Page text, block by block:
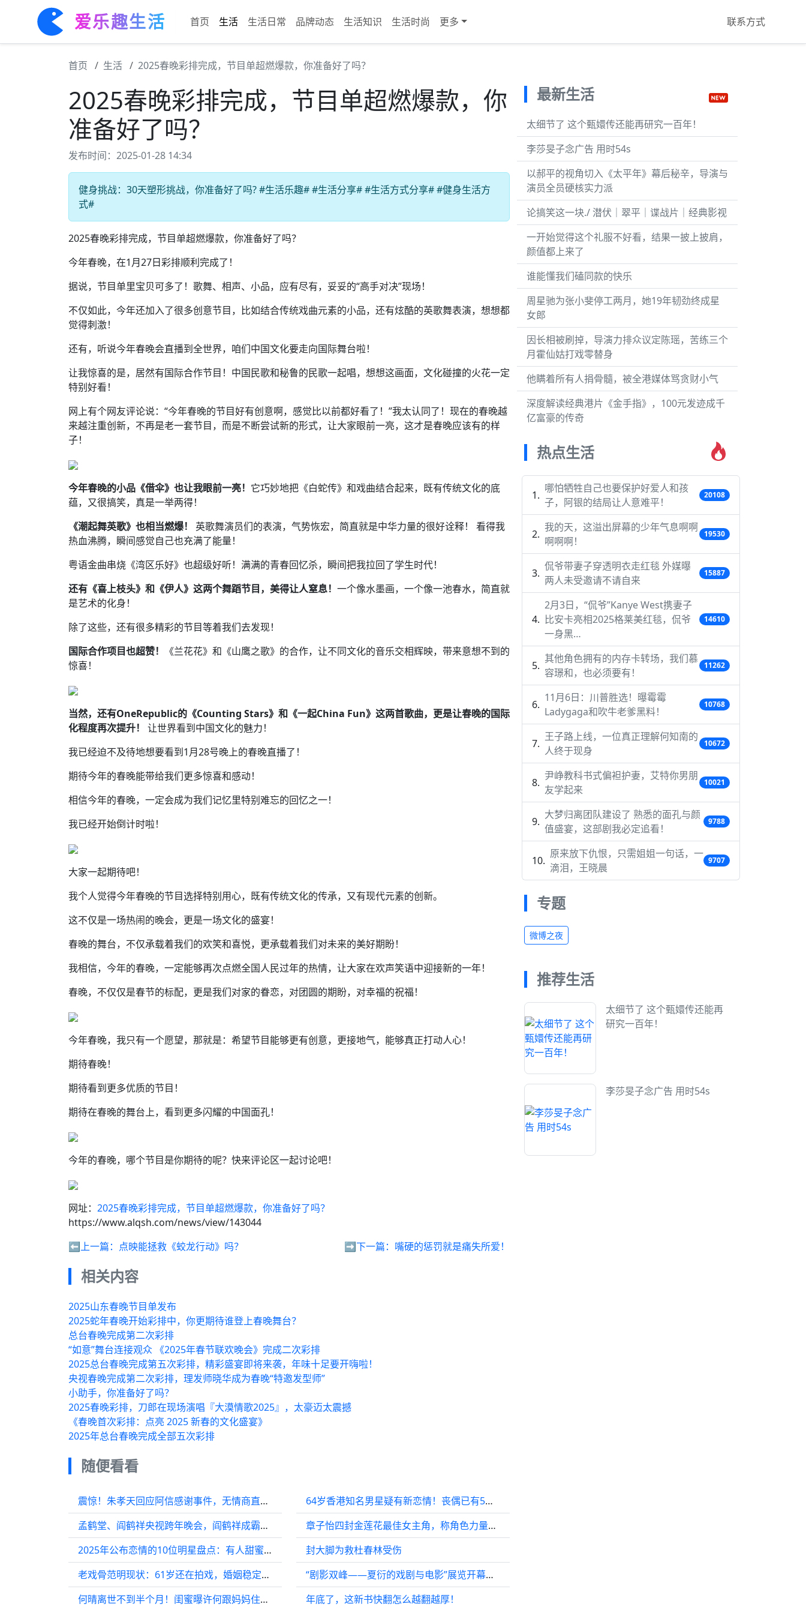
爱乐趣生活 首页 生活 生活日常 品牌动态 生活知识 生活时尚 更多 联系方式
首页 生活 2025春晚彩排完成，节目单超燃爆款，你准备好了吗？
2025春晚彩排完成，节目单超燃爆款，你
准备好了吗？
发布时间：2025-01-28 14:34
健身挑战：30天塑形挑战，你准备好了吗? #生活乐趣# #生活分享# #生活方式分享# #健身生活方
式#
2025春晚彩排完成，节目单超燃爆款，你准备好了吗？
今年春晚，在1月27日彩排顺利完成了！
据说，节目单里宝贝可多了！歌舞、相声、小品，应有尽有，妥妥的“高手对决”现场！
不仅如此，今年还加入了很多创意节目，比如结合传统戏曲元素的小品，还有炫酷的英歌舞表演，想想都
觉得刺激！
还有，听说今年春晚会直播到全世界，咱们中国文化要走向国际舞台啦！
让我惊喜的是，居然有国际合作节目！中国民歌和秘鲁的民歌一起唱，想想这画面，文化碰撞的火花一定
特别好看！
网上有个网友评论说：“今年春晚的节目好有创意啊，感觉比以前都好看了！”我太认同了！现在的春晚越
来越注重创新，不再是老一套节目，而是不断尝试新的形式，让大家眼前一亮，这才是春晚应该有的样
子！
今年春晚的小品《借伞》也让我眼前一亮！ 它巧妙地把《白蛇传》和戏曲结合起来，既有传统文化的底
蕴，又很搞笑，真是一举两得！
《潮起舞英歌》也相当燃爆！
英歌舞演员们的表演，气势恢宏，简直就是中华力量的很好诠释！ 看得我
热血沸腾，瞬间感觉自己也充满了能量！
粤语金曲串烧《湾区乐好》也超级好听！满满的青春回忆杀，瞬间把我拉回了学生时代！
还有《喜上枝头》和《伊人》这两个舞蹈节目，美得让人窒息！ 一个像水墨画，一个像一池春水，简直就
是艺术的化身！
除了这些，还有很多精彩的节目等着我们去发现！
国际合作项目也超赞！
《兰花花》和《山鹰之歌》的合作，让不同文化的音乐交相辉映，带来意想不到的
惊喜！
当然，还有OneRepublic的《Counting Stars》和《一起China Fun》这两首歌曲，更是让春晚的国际
化程度再次提升！
让世界看到中国文化的魅力！
我已经迫不及待地想要看到1月28号晚上的春晚直播了！
期待今年的春晚能带给我们更多惊喜和感动！
相信今年的春晚，一定会成为我们记忆里特别难忘的回忆之一！
我已经开始倒计时啦！
大家一起期待吧！
我个人觉得今年春晚的节目选择特别用心，既有传统文化的传承，又有现代元素的创新。
这不仅是一场热闹的晚会，更是一场文化的盛宴！
春晚的舞台，不仅承载着我们的欢笑和喜悦，更承载着我们对未来的美好期盼！
我相信，今年的春晚，一定能够再次点燃全国人民过年的热情，让大家在欢声笑语中迎接新的一年！
春晚，不仅仅是春节的标配，更是我们对家的眷恋，对团圆的期盼，对幸福的祝福！
今年春晚，我只有一个愿望，那就是：希望节目能够更有创意，更接地气，能够真正打动人心！
期待春晚！
期待看到更多优质的节目！
期待在春晚的舞台上，看到更多闪耀的中国面孔！
今年的春晚，哪个节目是你期待的呢？快来评论区一起讨论吧！
网址： 2025春晚彩排完成，节目单超燃爆款，你准备好了吗？
https://www.alqsh.com/news/view/143044
⬅️上一篇： 点映能拯救《蛟龙行动》吗？ ➡️下一篇： 嘴硬的惩罚就是痛失所爱！
相关内容
2025山东春晚节目单发布
2025蛇年春晚开始彩排中，你更期待谁登上春晚舞台？
总台春晚完成第二次彩排
“如意”舞台连接观众 《2025年春节联欢晚会》完成二次彩排
2025总台春晚完成第五次彩排，精彩盛宴即将来袭，年味十足要开嗨啦！
央视春晚完成第二次彩排，理发师晓华成为春晚“特邀发型师”
小助手，你准备好了吗？
2025春晚彩排，刀郎在现场演唱『大漠情歌2025』，太豪迈太震撼
《春晚首次彩排：点亮 2025 新春的文化盛宴》
2025年总台春晚完成全部五次彩排
随便看看
震惊！朱孝天回应阿信感谢事件，无情商直言：“这是场面话，听听就算了吧”
孟鹤堂、阎鹤祥央视跨年晚会，阎鹤祥成霸总，孟哥一身白衣超帅
2025年公布恋情的10位明星盘点：有人甜蜜获祝福，有人引发争议
老戏骨范明现状：61岁还在拍戏，婚姻稳定，女儿是最大骄傲
何晴离世不到半个月！闺蜜曝许何跟妈妈住，一直照顾何晴直到离世
64岁香港知名男星疑有新恋情！丧偶已有5年，好友爆料：应该快了
章子怡四封金莲花最佳女主角，称角色力量比奖项重要
封大脚为救杜春林受伤
“剧影双峰——夏衍的戏剧与电影”展览开幕式暨《夏衍传》再版发布会举行
年底了，这新书快翻怎么越翻越厚！
最新生活
太细节了 这个甄嬛传还能再研究一百年！
李莎旻子念广告 用时54s
以郝平的视角切入《太平年》幕后秘辛，导演与
演员全员硬核实力派
论搞笑这一块./ 潜伏｜翠平｜谍战片｜经典影视
一开始觉得这个礼服不好看，结果一披上披肩，
颜值都上来了
谁能懂我们磕同款的快乐
周星驰为张小斐停工两月，她19年韧劲终成星
女郎
因长相被刷掉，导演力排众议定陈瑶，苦练三个
月霍仙姑打戏零替身
他瞒着所有人捐骨髓，被全港媒体骂贪财小气
深度解读经典港片《金手指》，100元发迹成千
亿富豪的传奇
热点生活
哪怕牺牲自己也要保护好爱人和孩
子，阿银的结局让人意难平！
20108
我的天，这溢出屏幕的少年气息啊啊
啊啊啊！
19530
侃爷带妻子穿透明衣走红毯 外媒曝
两人未受邀请不请自来
15887
2月3日，“侃爷”Kanye West携妻子
比安卡亮相2025格莱美红毯，侃爷
一身黑…
14610
其他角色拥有的内存卡转场，我们慕
容璟和，也必须要有！
11262
11月6日：川普胜选！曝霉霉
Ladygaga和吹牛老爹黑料！
10768
王子路上线，一位真正理解何知南的
人终于现身
10672
尹峥教科书式偏袒护妻，艾特你男朋
友学起来
10021
大梦归离团队建设了 熟悉的面孔与颜
值盛宴，这部剧我必定追看！
9788
原来放下仇恨，只需姐姐一句话，一
滴泪，王晓晨
9707
专题
微博之夜
推荐生活
太细节了 这个甄嬛传还能再
研究一百年！
李莎旻子念广告 用时54s